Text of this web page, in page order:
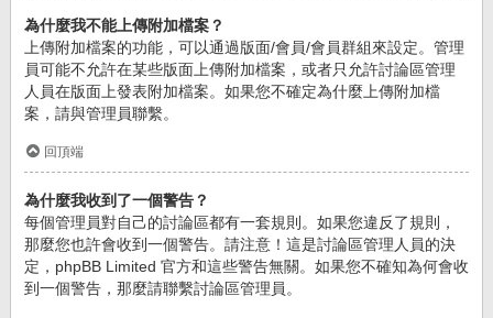
為什麼我不能上傳附加檔案？
上傳附加檔案的功能，可以通過版面/會員/會員群組來設定。管理
員可能不允許在某些版面上傳附加檔案，或者只允許討論區管理
人員在版面上發表附加檔案。如果您不確定為什麼上傳附加檔
案，請與管理員聯繫。
回頂端
為什麼我收到了一個警告？
每個管理員對自己的討論區都有一套規則。如果您違反了規則，
那麼您也許會收到一個警告。請注意！這是討論區管理人員的決
定，phpBB Limited 官方和這些警告無關。如果您不確知為何會收
到一個警告，那麼請聯繫討論區管理員。